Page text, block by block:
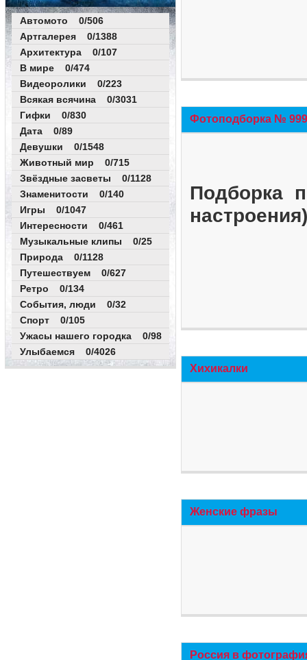
Автомото 0/506
Артгалерея 0/1388
Архитектура 0/107
В мире 0/474
Видеоролики 0/223
Всякая всячина 0/3031
Гифки 0/830
Дата 0/89
Девушки 0/1548
Животный мир 0/715
Звёздные засветы 0/1128
Знаменитости 0/140
Игры 0/1047
Интересности 0/461
Музыкальные клипы 0/25
Природа 0/1128
Путешествуем 0/627
Ретро 0/134
События, люди 0/32
Спорт 0/105
Ужасы нашего городка 0/98
Улыбаемся 0/4026
Фотоподборка №
Подборка
Хихикалки
Женские фразы
Россия в